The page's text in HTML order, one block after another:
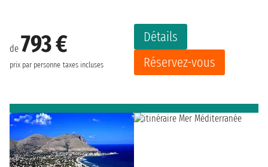
de 793 €
prix par personne taxes incluses
Détails
Réservez-vous